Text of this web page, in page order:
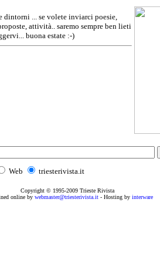
dintorni ... se volete inviarci poesie,
attività.. saremo sempre ben lieti
buona estate :-)
Web triesterivista.it
Copyright © 1995-2009 Trieste Rivista
online by webmaster@triesterivista.it- Hosting by interware